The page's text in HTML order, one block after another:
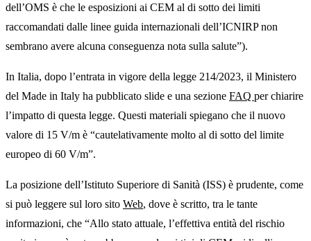
dell’OMS è che le esposizioni ai CEM al di sotto dei limiti
raccomandati dalle linee guida internazionali dell’ICNIRP non
sembrano avere alcuna conseguenza nota sulla salute”).
In Italia, dopo l’entrata in vigore della legge 214/2023, il Ministero
del Made in Italy ha pubblicato slide e una sezione FAQ per chiarire
l’impatto di questa legge. Questi materiali spiegano che il nuovo
valore di 15 V/m è “cautelativamente molto al di sotto del limite
europeo di 60 V/m”.
La posizione dell’Istituto Superiore di Sanità (ISS) è prudente, come
si può leggere sul loro sito Web, dove è scritto, tra le tante
informazioni, che “Allo stato attuale, l’effettiva entità del rischio